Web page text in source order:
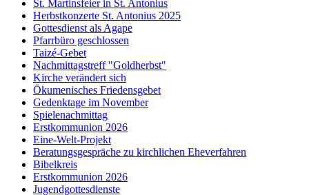
St. Martinsfeier in St. Antonius
Herbstkonzerte St. Antonius 2025
Gottesdienst als Agape
Pfarrbüro geschlossen
Taizé-Gebet
Nachmittagstreff "Goldherbst"
Kirche verändert sich
Ökumenisches Friedensgebet
Gedenktage im November
Spielenachmittag
Erstkommunion 2026
Eine-Welt-Projekt
Beratungsgespräche zu kirchlichen Eheverfahren
Bibelkreis
Erstkommunion 2026
Jugendgottesdienste